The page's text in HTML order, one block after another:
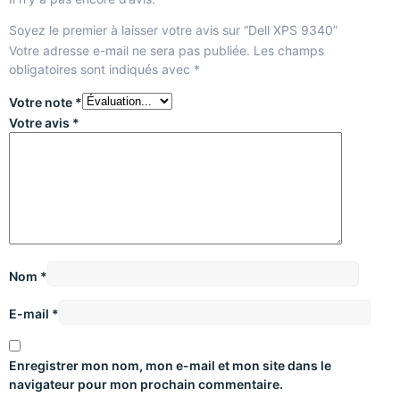
Soyez le premier à laisser votre avis sur “Dell XPS 9340”
Votre adresse e-mail ne sera pas publiée. Les champs
obligatoires sont indiqués avec *
Votre note *
Votre avis *
Nom *
E-mail *
Enregistrer mon nom, mon e-mail et mon site dans le
navigateur pour mon prochain commentaire.